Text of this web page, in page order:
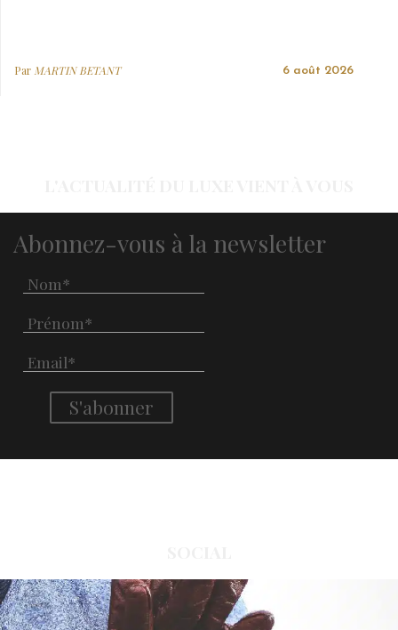
Par MARTIN BETANT 6 août 2026
Abonnez-vous à la newsletter